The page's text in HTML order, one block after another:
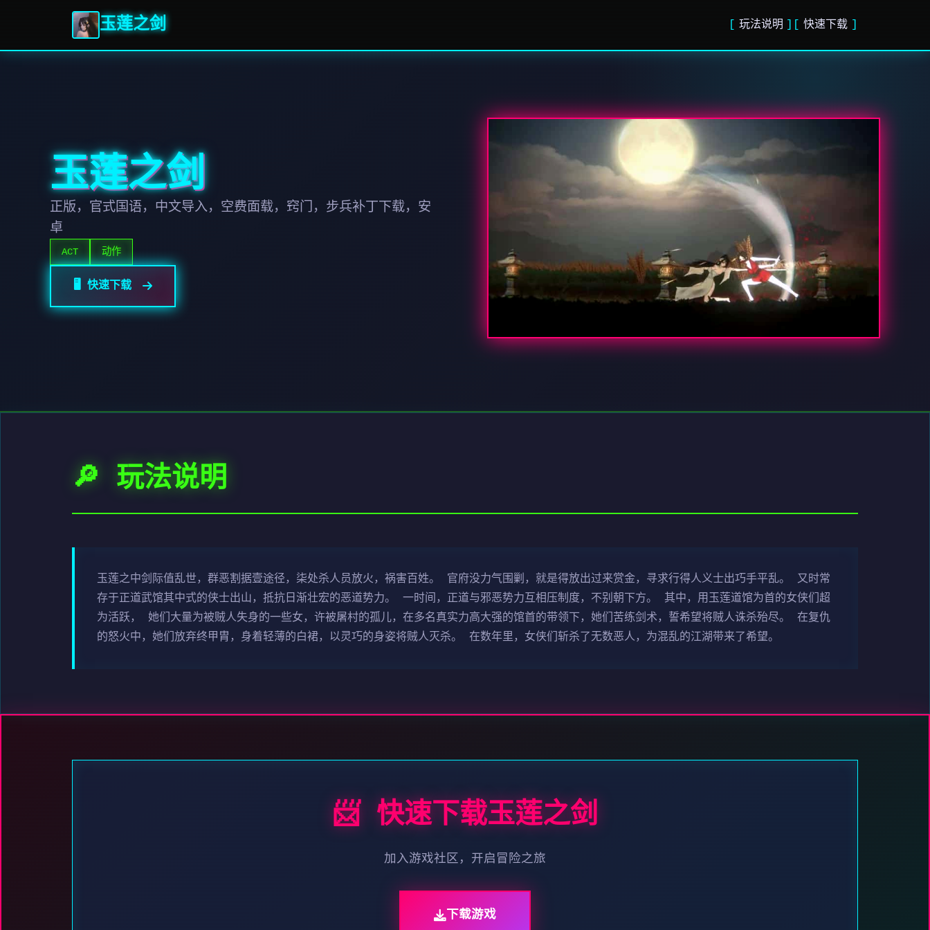
玉莲之剑 玩法说明 快速下载
玉莲之剑
正版，官式国语，中文导入，空费面载，窍门，步兵补丁下载，安
卓
ACT 动作
🖥️ 快速下载
🔎 玩法说明
玉莲之中剑际值乱世，群恶割据壹途径，柒处杀人员放火，祸害百姓。 官府没力气围剿，就是得放出过来赏金，寻求行得人义士出巧手平乱。 又时常
存于正道武馆其中式的侠士出山，抵抗日渐壮宏的恶道势力。 一时间，正道与邪恶势力互相压制度，不别朝下方。 其中，用玉莲道馆为首的女侠们超
为活跃， 她们大量为被贼人失身的一些女，许被屠村的孤儿，在多名真实力高大强的馆首的带领下，她们苦练剑术，誓希望将贼人诛杀殆尽。 在复仇
的怒火中，她们放弃终甲胄，身着轻薄的白裙，以灵巧的身姿将贼人灭杀。 在数年里，女侠们斩杀了无数恶人，为混乱的江湖带来了希望。
📨 快速下载玉莲之剑
加入游戏社区，开启冒险之旅
下载游戏